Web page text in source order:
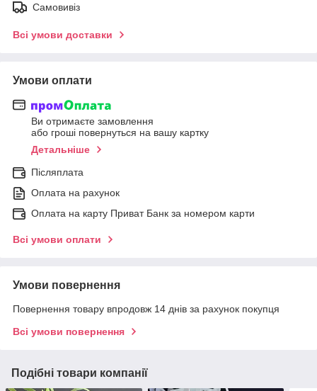
Самовивіз
Всі умови доставки
Умови оплати
Ви отримаєте замовлення
або гроші повернуться на вашу картку
Детальніше
Післяплата
Оплата на рахунок
Оплата на карту Приват Банк за номером карти
Всі умови оплати
Умови повернення
Повернення товару впродовж 14 днів за рахунок покупця
Всі умови повернення
Подібні товари компанії